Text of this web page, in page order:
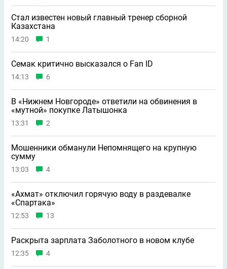
Стал известен новый главный тренер сборной
Казахстана
14:20 1
Семак критично высказался о Fan ID
14:13 6
В «Нижнем Новгороде» ответили на обвинения в
«мутной» покупке Латышонка
13:31 2
Мошенники обманули Непомнящего на крупную
сумму
13:03 4
«Ахмат» отключил горячую воду в раздевалке
«Спартака»
12:53 13
Раскрыта зарплата Заболотного в новом клубе
12:35 4